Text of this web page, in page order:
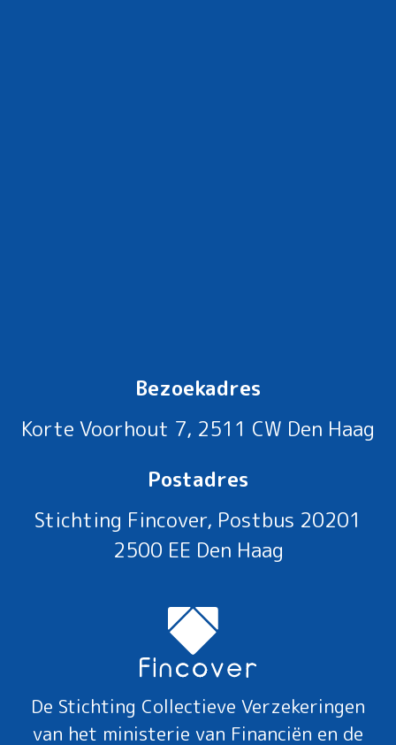
Bezoekadres
Korte Voorhout 7, 2511 CW Den Haag
Postadres
Stichting Fincover, Postbus 20201
2500 EE Den Haag
De Stichting Collectieve Verzekeringen
van het ministerie van Financiën en de